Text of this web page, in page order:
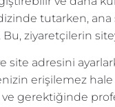
tutarken, ana
ziyaretçilerin
site adresini
erişilemez
gerektiğinde